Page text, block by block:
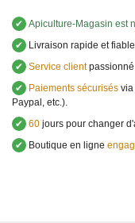
✔ Apiculture-Magasin est
✔
Livraison rapide et
✔ Service clientpassionné
✔
Paiements sécurisés via
Paypal, etc.).
✔ 60 jours pour changer
✔
Boutique en ligne